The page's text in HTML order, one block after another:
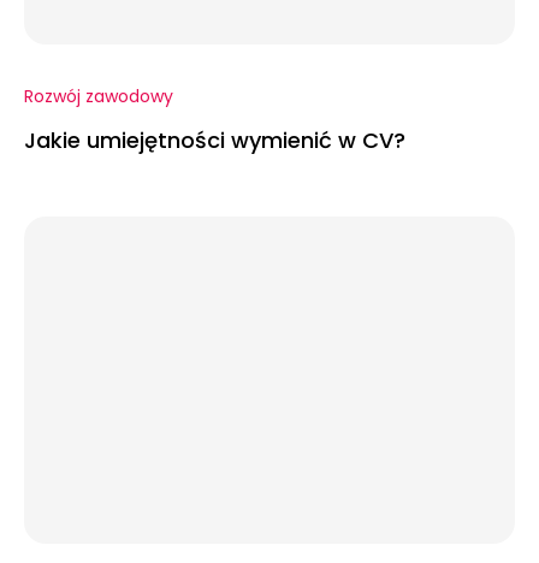
Rozwój zawodowy
Jakie umiejętności wymienić w CV?